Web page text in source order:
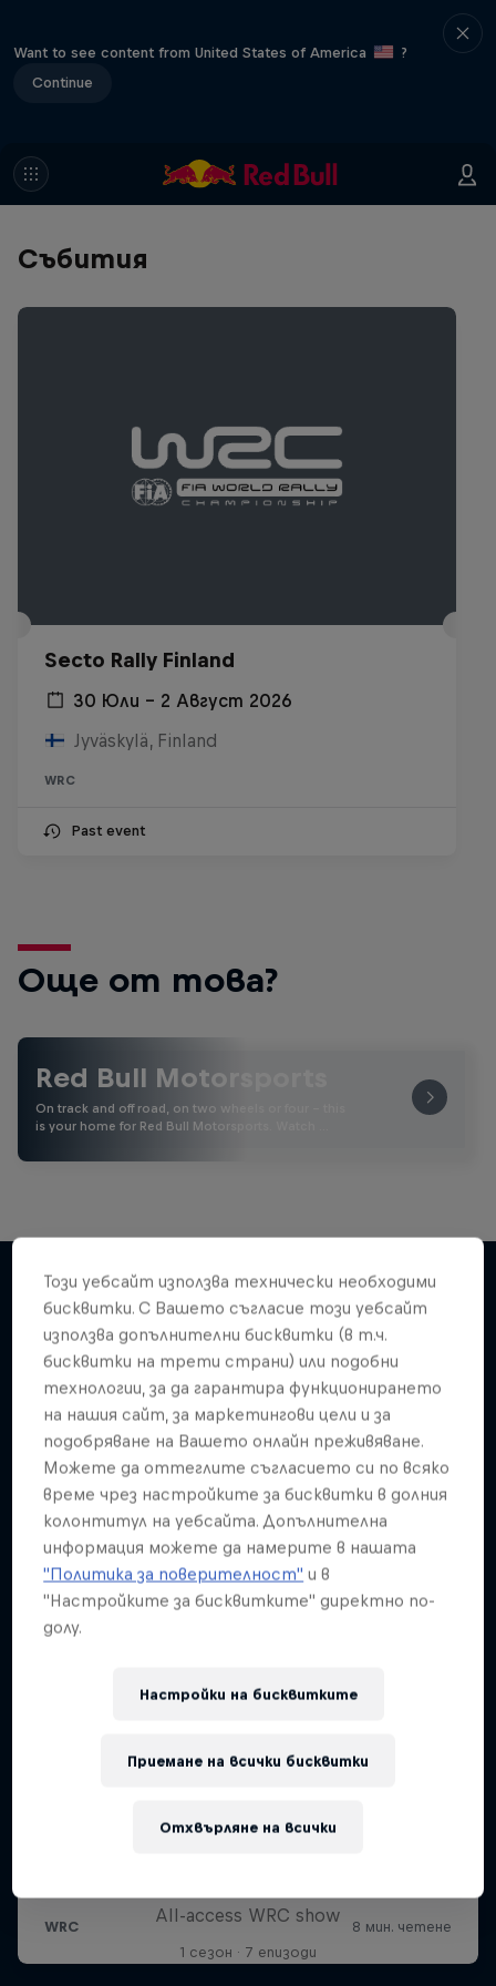
Want to see content from United States of America
?
Continue
Събития
Secto Rally Finland
30 Юли – 2 Август 2026
Jyväskylä, Finland
WRC
Past event
Още от това?
Red Bull Motorsports
On track and off road, on two wheels or four - this
is your home for Red Bull Motorsports. Watch …
Подобни
All-access WRC show
1 сезон · 7 епизоди
Този уебсайт използва технически необходими
бисквитки. С Вашето съгласие този уебсайт
използва допълнителни бисквитки (в т.ч.
бисквитки на трети страни) или подобни
технологии, за да гарантира функционирането
на нашия сайт, за маркетингови цели и за
подобряване на Вашето онлайн преживяване.
Можете да оттеглите съгласието си по всяко
време чрез настройките за бисквитки в долния
колонтитул на уебсайта. Допълнителна
информация можете да намерите в нашата
"Политика за поверителност" и в
"Настройките за бисквитките" директно по-
долу.
Настройки на бисквитките
Отхвърляне на всички
Приемане на всички бисквитки